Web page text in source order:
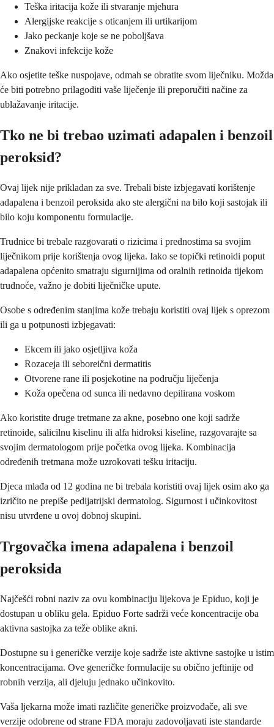
Teška iritacija kože ili stvaranje mjehura
Alergijske reakcije s oticanjem ili urtikarijom
Jako peckanje koje se ne poboljšava
Znakovi infekcije kože
Ako osjetite teške nuspojave, odmah se obratite svom liječniku. Možda
će biti potrebno prilagoditi vaše liječenje ili preporučiti načine za
ublažavanje iritacije.
Tko ne bi trebao uzimati adapalen i benzoil
peroksid?
Ovaj lijek nije prikladan za sve. Trebali biste izbjegavati korištenje
adapalena i benzoil peroksida ako ste alergični na bilo koji sastojak ili
bilo koju komponentu formulacije.
Trudnice bi trebale razgovarati o rizicima i prednostima sa svojim
liječnikom prije korištenja ovog lijeka. Iako se topički retinoidi poput
adapalena općenito smatraju sigurnijima od oralnih retinoida tijekom
trudnoće, važno je dobiti liječničke upute.
Osobe s određenim stanjima kože trebaju koristiti ovaj lijek s oprezom
ili ga u potpunosti izbjegavati:
Ekcem ili jako osjetljiva koža
Rozaceja ili seboreični dermatitis
Otvorene rane ili posjekotine na području liječenja
Koža opečena od sunca ili nedavno depilirana voskom
Ako koristite druge tretmane za akne, posebno one koji sadrže
retinoide, salicilnu kiselinu ili alfa hidroksi kiseline, razgovarajte sa
svojim dermatologom prije početka ovog lijeka. Kombinacija
određenih tretmana može uzrokovati tešku iritaciju.
Djeca mlađa od 12 godina ne bi trebala koristiti ovaj lijek osim ako ga
izričito ne prepiše pedijatrijski dermatolog. Sigurnost i učinkovitost
nisu utvrđene u ovoj dobnoj skupini.
Trgovačka imena adapalena i benzoil
peroksida
Najčešći robni naziv za ovu kombinaciju lijekova je Epiduo, koji je
dostupan u obliku gela. Epiduo Forte sadrži veće koncentracije oba
aktivna sastojka za teže oblike akni.
Dostupne su i generičke verzije koje sadrže iste aktivne sastojke u istim
koncentracijama. Ove generičke formulacije su obično jeftinije od
robnih verzija, ali djeluju jednako učinkovito.
Vaša ljekarna može imati različite generičke proizvođače, ali sve
verzije odobrene od strane FDA moraju zadovoljavati iste standarde